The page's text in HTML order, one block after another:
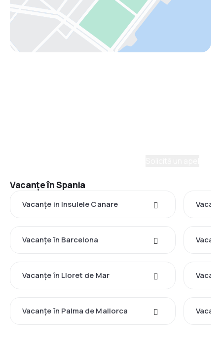
Vacanţe în Spania
Vacanţe in Insulele Canare
Vacanţe în Barcelona
Vacanţe în Lloret de Mar
Vacanţe în Palma de Mallorca